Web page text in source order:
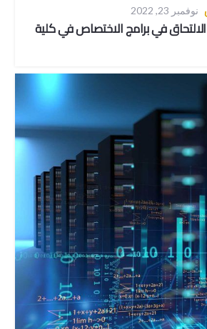
نوفمبر 23, 2022
في برامج الاختصاص في كلية